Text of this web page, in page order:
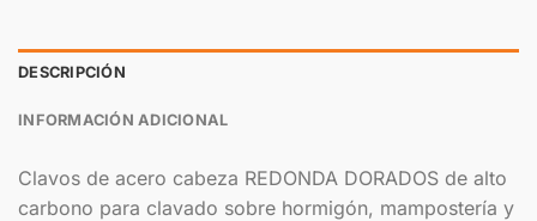
DESCRIPCIÓN
INFORMACIÓN ADICIONAL
Clavos de acero cabeza REDONDA DORADOS de alto
carbono para clavado sobre hormigón, mampostería y